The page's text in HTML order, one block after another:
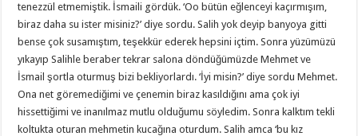
tenezzül etmemiştik. İsmaili gördük. ‘Oo bütün eğlenceyi kaçırmışım,
biraz daha su ister misiniz?’ diye sordu. Salih yok deyip banyoya gitti
bense çok susamıştım, teşekkür ederek hepsini içtim. Sonra yüzümüzü
yıkayıp Salihle beraber tekrar salona döndüğümüzde Mehmet ve
İsmail şortla oturmuş bizi bekliyorlardı. ‘İyi misin?’ diye sordu Mehmet.
Ona net göremediğimi ve çenemin biraz kasıldığını ama çok iyi
hissettiğimi ve inanılmaz mutlu olduğumu söyledim. Sonra kalktım tekli
koltukta oturan mehmetin kucağına oturdum. Salih amca ‘bu kız